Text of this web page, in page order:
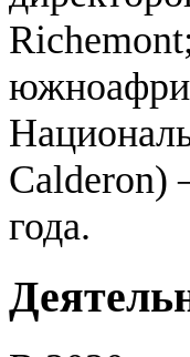
Calderon)
года.